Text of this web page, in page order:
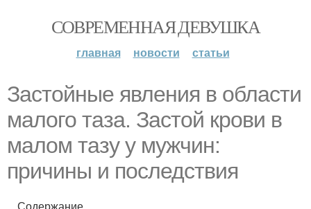
СОВРЕМЕННАЯ ДЕВУШКА
главная новости статьи
Застойные явления в области
малого таза. Застой крови в
малом тазу у мужчин:
причины и последствия